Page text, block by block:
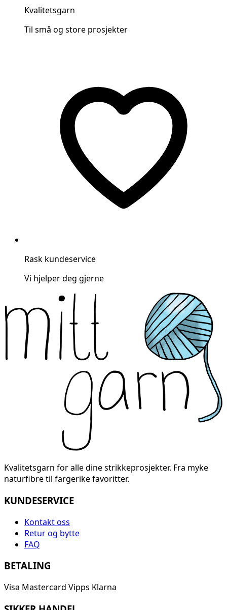
Kvalitetsgarn
Til små og store prosjekter
Rask kundeservice
Vi hjelper deg gjerne
Kvalitetsgarn for alle dine strikkeprosjekter. Fra myke
naturfibre til fargerike favoritter.
KUNDESERVICE
Kontakt oss
Retur og bytte
FAQ
BETALING
Visa Mastercard Vipps Klarna